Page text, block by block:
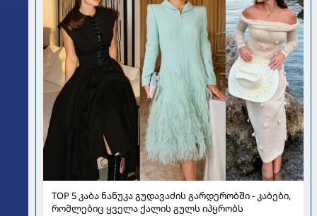
TOP 5 კაბა ნანუკა გუდავაძის გარდერობში - კაბები,
რომლებიც ყველა ქალის გულს იპყრობს